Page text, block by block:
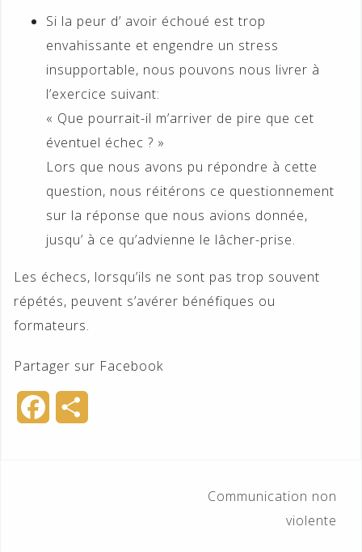
Si la peur d’ avoir échoué est trop
envahissante et engendre un stress
insupportable, nous pouvons nous livrer à
l’exercice suivant:
« Que pourrait-il m’arriver de pire que cet
éventuel échec ? »
Lors que nous avons pu répondre à cette
question, nous réitérons ce questionnement
sur la réponse que nous avions donnée,
jusqu’ à ce qu’advienne le lâcher-prise.
Les échecs, lorsqu’ils ne sont pas trop souvent
répétés, peuvent s’avérer bénéfiques ou
formateurs.
Partager sur Facebook
Communication non
violente